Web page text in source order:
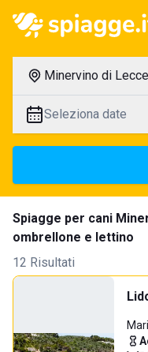
Minervino di Lecce
Seleziona date
Spiagge per cani
ombrellone e lettino
12 Risultati